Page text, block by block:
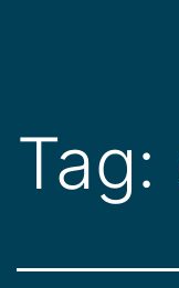
conteúdo
Tag: